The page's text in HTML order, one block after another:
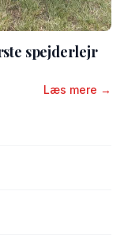
spejderlejr
Læs mere →